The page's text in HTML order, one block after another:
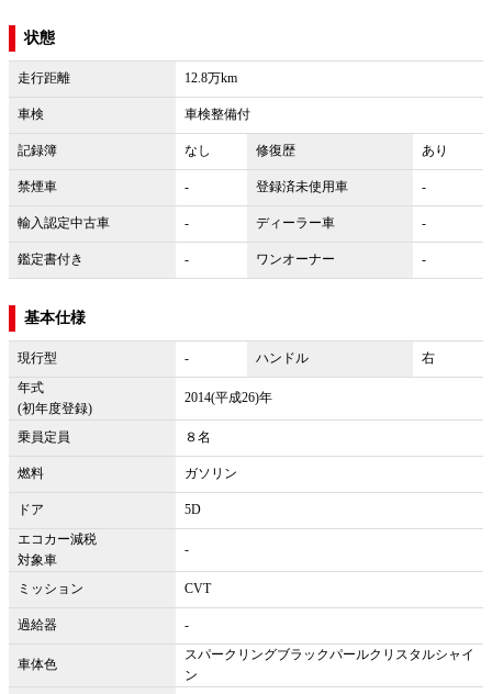
状態
走行距離 12.8万km
車検 車検整備付
記録簿 なし 修復歴 あり
禁煙車 - 登録済未使用車 -
輸入認定中古車 - ディーラー車 -
鑑定書付き - ワンオーナー -
基本仕様
現行型 - ハンドル
右
年式
(初年度登録)
2014(平成26)年
乗員定員 ８名
燃料 ガソリン
ドア
5D
エコカー減税
対象車
-
ミッション CVT
過給器 -
車体色
スパークリングブラックパールクリスタルシャイ
ン